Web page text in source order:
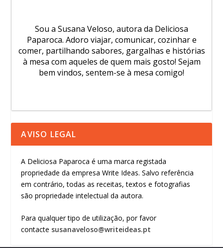
Sou a Susana Veloso, autora da Deliciosa
Paparoca. Adoro viajar, comunicar, cozinhar e
comer, partilhando sabores, gargalhas e histórias
à mesa com aqueles de quem mais gosto! Sejam
bem vindos, sentem-se à mesa comigo!
AVISO LEGAL
A Deliciosa Paparoca é uma marca registada
propriedade da empresa Write Ideas. Salvo referência
em contrário, todas as receitas, textos e fotografias
são propriedade intelectual da autora.
Para qualquer tipo de utilização, por favor
contacte susanaveloso@writeideas.pt